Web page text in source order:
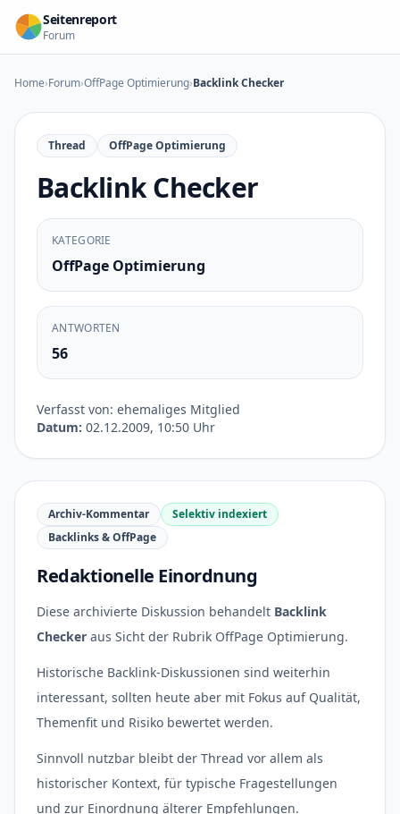
Zum Inhalt springen
Seitenreport
Forum
Home›Forum›OffPage Optimierung›Backlink Checker
Thread OffPage Optimierung
Backlink Checker
KATEGORIE
OffPage Optimierung
ANTWORTEN
56
Verfasst von: ehemaliges Mitglied
Datum: 02.12.2009, 10:50 Uhr
Archiv-Kommentar
Selektiv indexiert
Backlinks & OffPage
Redaktionelle Einordnung
Diese archivierte Diskussion behandelt Backlink
Checker aus Sicht der Rubrik OffPage Optimierung.
Historische Backlink-Diskussionen sind weiterhin
interessant, sollten heute aber mit Fokus auf Qualität,
Themenfit und Risiko bewertet werden.
Sinnvoll nutzbar bleibt der Thread vor allem als
historischer Kontext, für typische Fragestellungen
und zur Einordnung älterer Empfehlungen.